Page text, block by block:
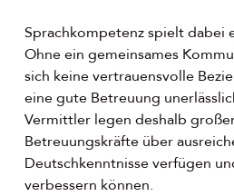
Sprachkompetenz spielt dabei
Ohne ein gemeinsames
sich keine vertrauensvolle
eine gute Betreuung
Vermittler legen deshalb
Betreuungskräfte über
Deutschkenntnisse verfügen
verbessern können.